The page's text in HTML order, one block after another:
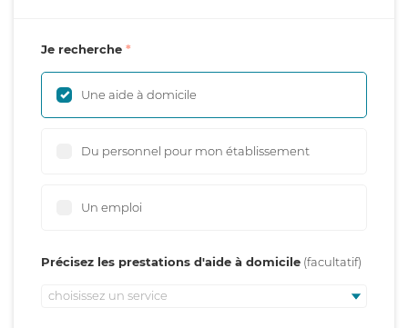
Je recherche
Une aide à domicile
Du personnel pour mon établissement
Un emploi
Précisez les prestations d'aide à domicile
choisissez un service